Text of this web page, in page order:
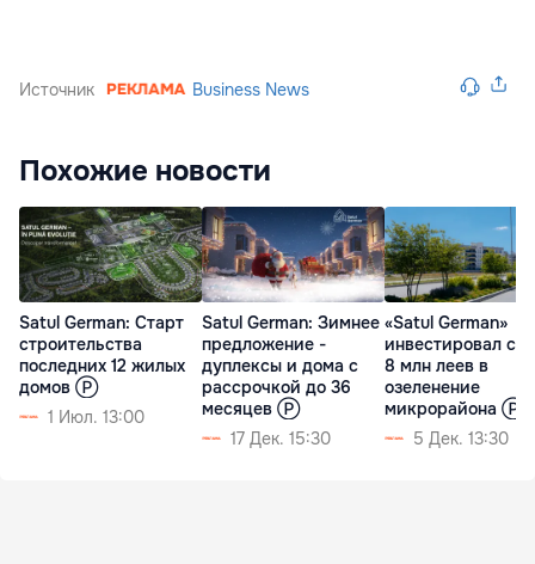
Источник Business News
Похожие новости
Satul German: Старт
строительства
последних 12 жилых
домов Ⓟ
1 Июл. 13:00
Satul German: Зимнее
предложение -
дуплексы и дома с
рассрочкой до 36
месяцев Ⓟ
17 Дек. 15:30
«Satul German»
инвестировал
8 млн леев в
озеленение
микрорайона Ⓟ
5 Дек. 13:30